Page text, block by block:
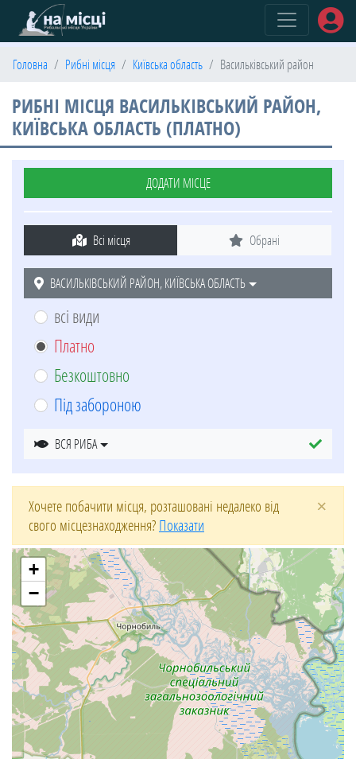
Головна Рибні місця Київська область Васильківський район
РИБНІ МІСЦЯ ВАСИЛЬКІВСЬКИЙ РАЙОН,
КИЇВСЬКА ОБЛАСТЬ (ПЛАТНО)
ДОДАТИ МІСЦЕ
Всі місця Обрані
ВАСИЛЬКІВСЬКИЙ РАЙОН, КИЇВСЬКА ОБЛАСТЬ
всі види
Платно
Безкоштовно
Під забороною
ВСЯ РИБА
Хочете побачити місця, розташовані недалеко від
свого місцезнаходження?Показати
×
+
−